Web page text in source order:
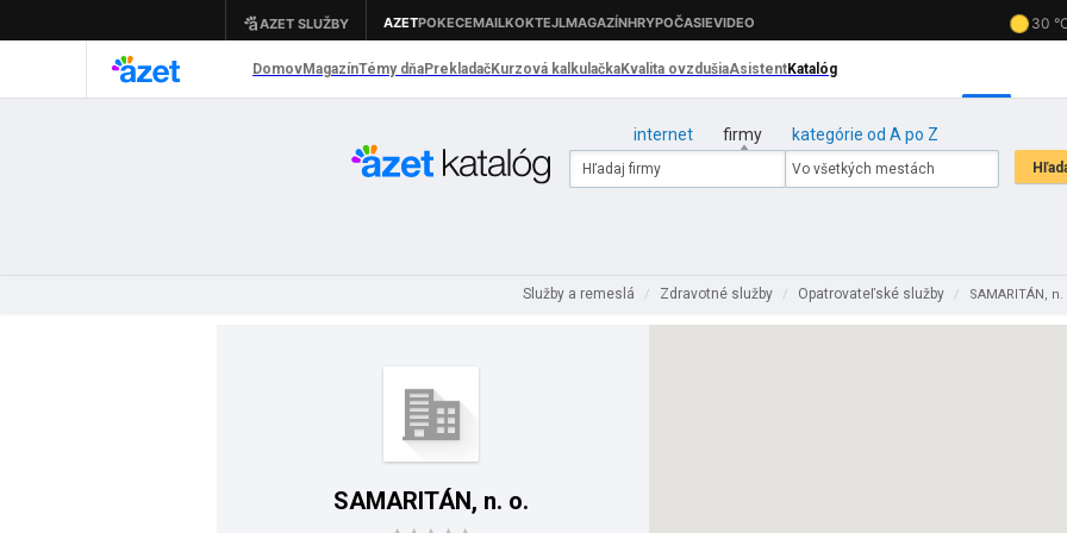
internet firmy kategórie od A po Z
Služby a remeslá / Zdravotné služby / Opatrovateľské služby / SAMARITÁN, n.
SAMARITÁN, n. o.